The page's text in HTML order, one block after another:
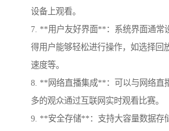
设备上观看。
7. **用户友好界面**：系统界面通常
得用户能够轻松进行操作，如选择回
速度等。
8. **网络直播集成**：可以与网络直
多的观众通过互联网实时观看比赛。
9. **安全存储**：支持大容量数据存